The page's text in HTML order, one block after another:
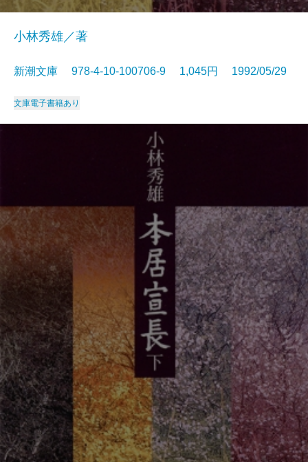
小林秀雄／著
新潮文庫 978-4-10-100706-9 1,045円 1992/05/29
文庫電子書籍あり